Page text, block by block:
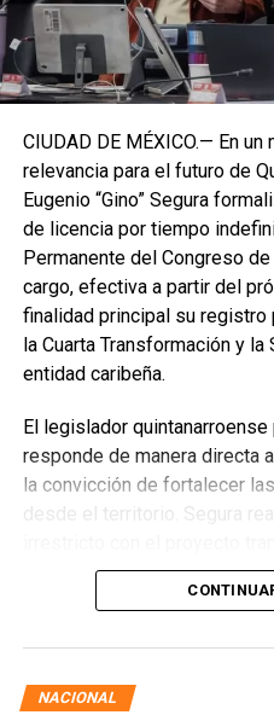
CIUDAD DE MÉXICO.— En
relevancia para el futuro de
Eugenio “Gino” Segura
de licencia por tiempo
Permanente del Congreso
cargo, efectiva a partir del
finalidad principal su registro
la Cuarta Transformación y la
entidad caribeña.
El legislador
responde de manera directa
la convicción de fortalecer
desde el territorio. Segura
presidenta de la República,
asegurando que la
NACIONAL